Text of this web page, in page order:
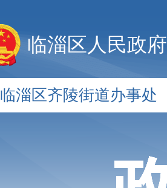
临淄区人民政府
临淄区齐陵街道办事处